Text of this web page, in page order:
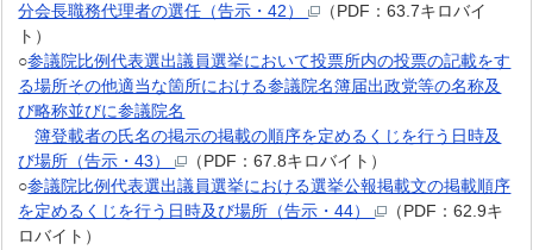
分会長職務代理者の選任（告示・42）
（PDF：63.7キロバイ
ト）
○参議院比例代表選出議員選挙において投票所内の投票の記載をす
る場所その他適当な箇所における参議院名簿届出政党等の名称及
び略称並びに参議院名
簿登載者の氏名の掲示の掲載の順序を定めるくじを行う日時及
び場所（告示・43）
（PDF：67.8キロバイト）
○参議院比例代表選出議員選挙における選挙公報掲載文の掲載順序
を定めるくじを行う日時及び場所（告示・44）
（PDF：62.9キ
ロバイト）